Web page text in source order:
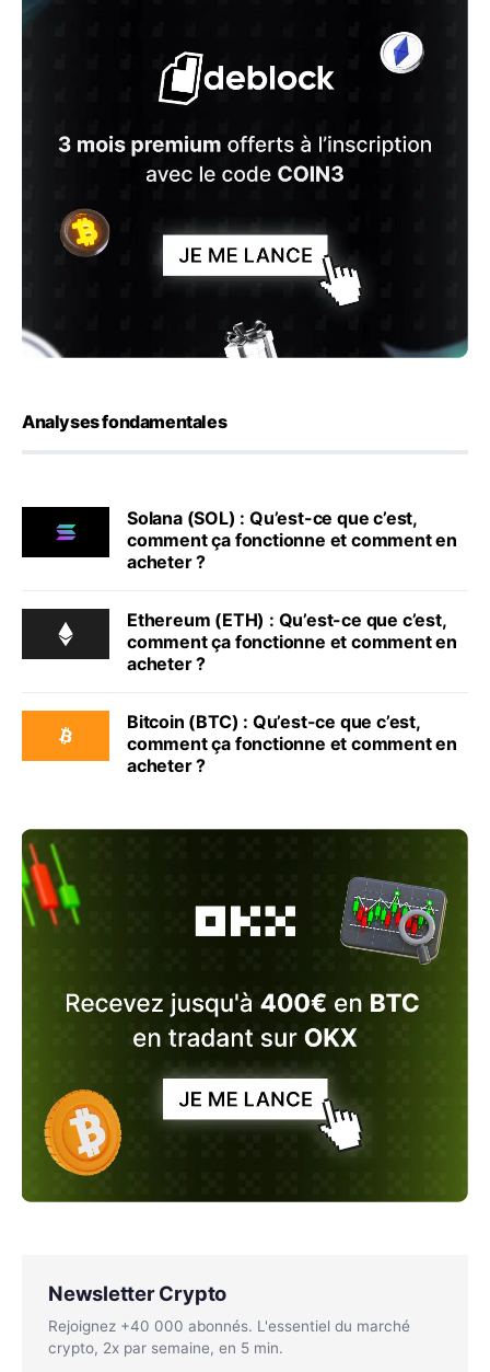
Analyses fondamentales
Solana (SOL) : Qu’est-ce que c’est,
comment ça fonctionne et comment en
acheter ?
Ethereum (ETH) : Qu’est-ce que c’est,
comment ça fonctionne et comment en
acheter ?
Bitcoin (BTC) : Qu’est-ce que c’est,
comment ça fonctionne et comment en
acheter ?
Newsletter Crypto
Rejoignez +40 000 abonnés. L'essentiel du marché
crypto, 2x par semaine, en 5 min.